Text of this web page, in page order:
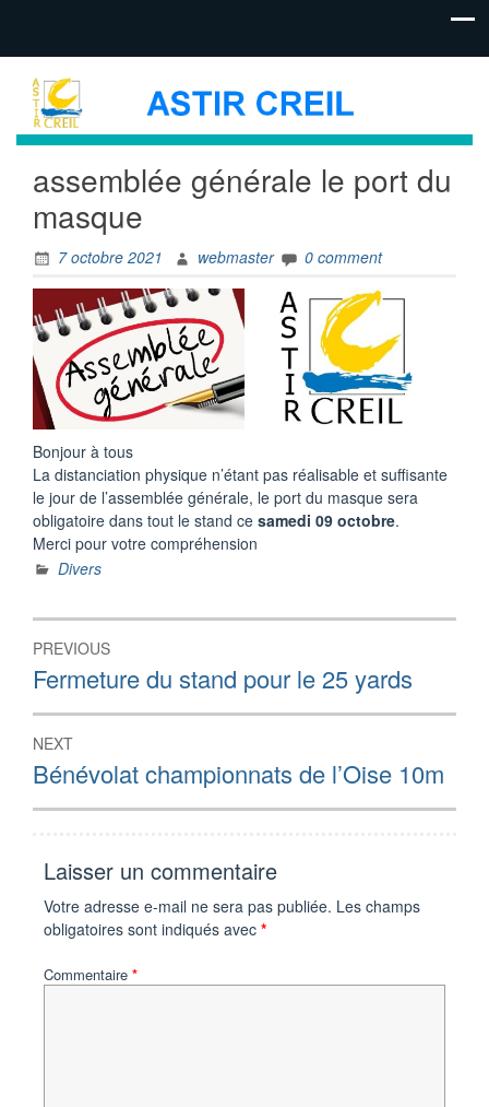
assemblée générale le port du
masque
7 octobre 2021 webmaster 0 comment
Bonjour à tous
La distanciation physique n’étant pas réalisable et suffisante
le jour de l’assemblée générale, le port du masque sera
obligatoire dans tout le stand ce samedi 09 octobre.
Merci pour votre compréhension
Divers
Navigation
de
l’article
PREVIOUS
Previous
post:
Fermeture du stand pour le 25 yards
NEXT
Next
post:
Bénévolat championnats de l’Oise 10m
Laisser un commentaire
Votre adresse e-mail ne sera pas publiée. Les champs
obligatoires sont indiqués avec *
Commentaire *